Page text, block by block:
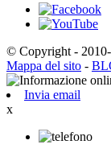
© Copyright -
Mappa del sito -
Invia email
x